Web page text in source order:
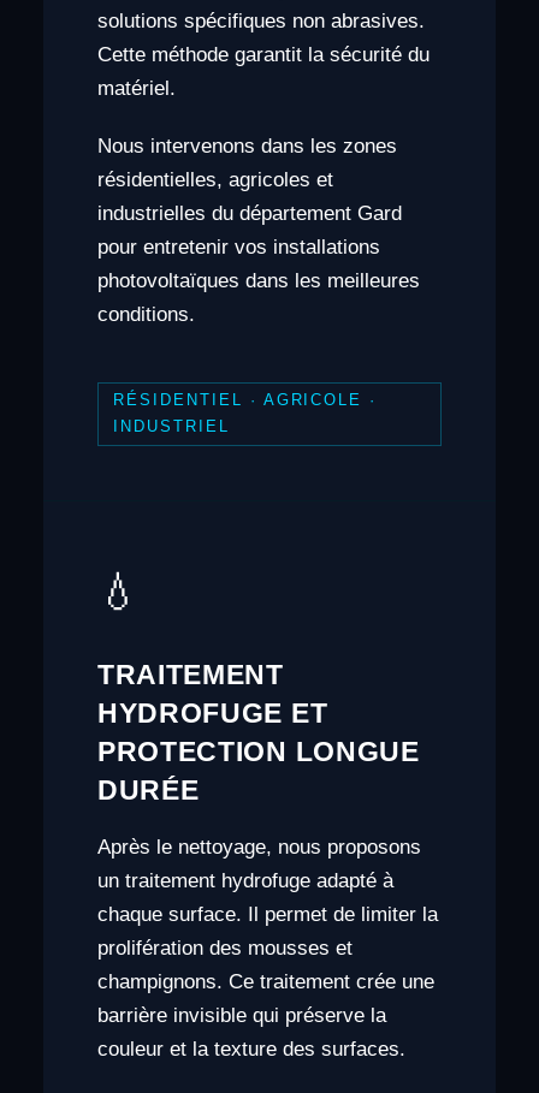
solutions spécifiques non abrasives.
Cette méthode garantit la sécurité du
matériel.
Nous intervenons dans les zones
résidentielles, agricoles et
industrielles du département Gard
pour entretenir vos installations
photovoltaïques dans les meilleures
conditions.
RÉSIDENTIEL · AGRICOLE ·
INDUSTRIEL
💧
TRAITEMENT
HYDROFUGE ET
PROTECTION LONGUE
DURÉE
Après le nettoyage, nous proposons
un traitement hydrofuge adapté à
chaque surface. Il permet de limiter la
prolifération des mousses et
champignons. Ce traitement crée une
barrière invisible qui préserve la
couleur et la texture des surfaces.